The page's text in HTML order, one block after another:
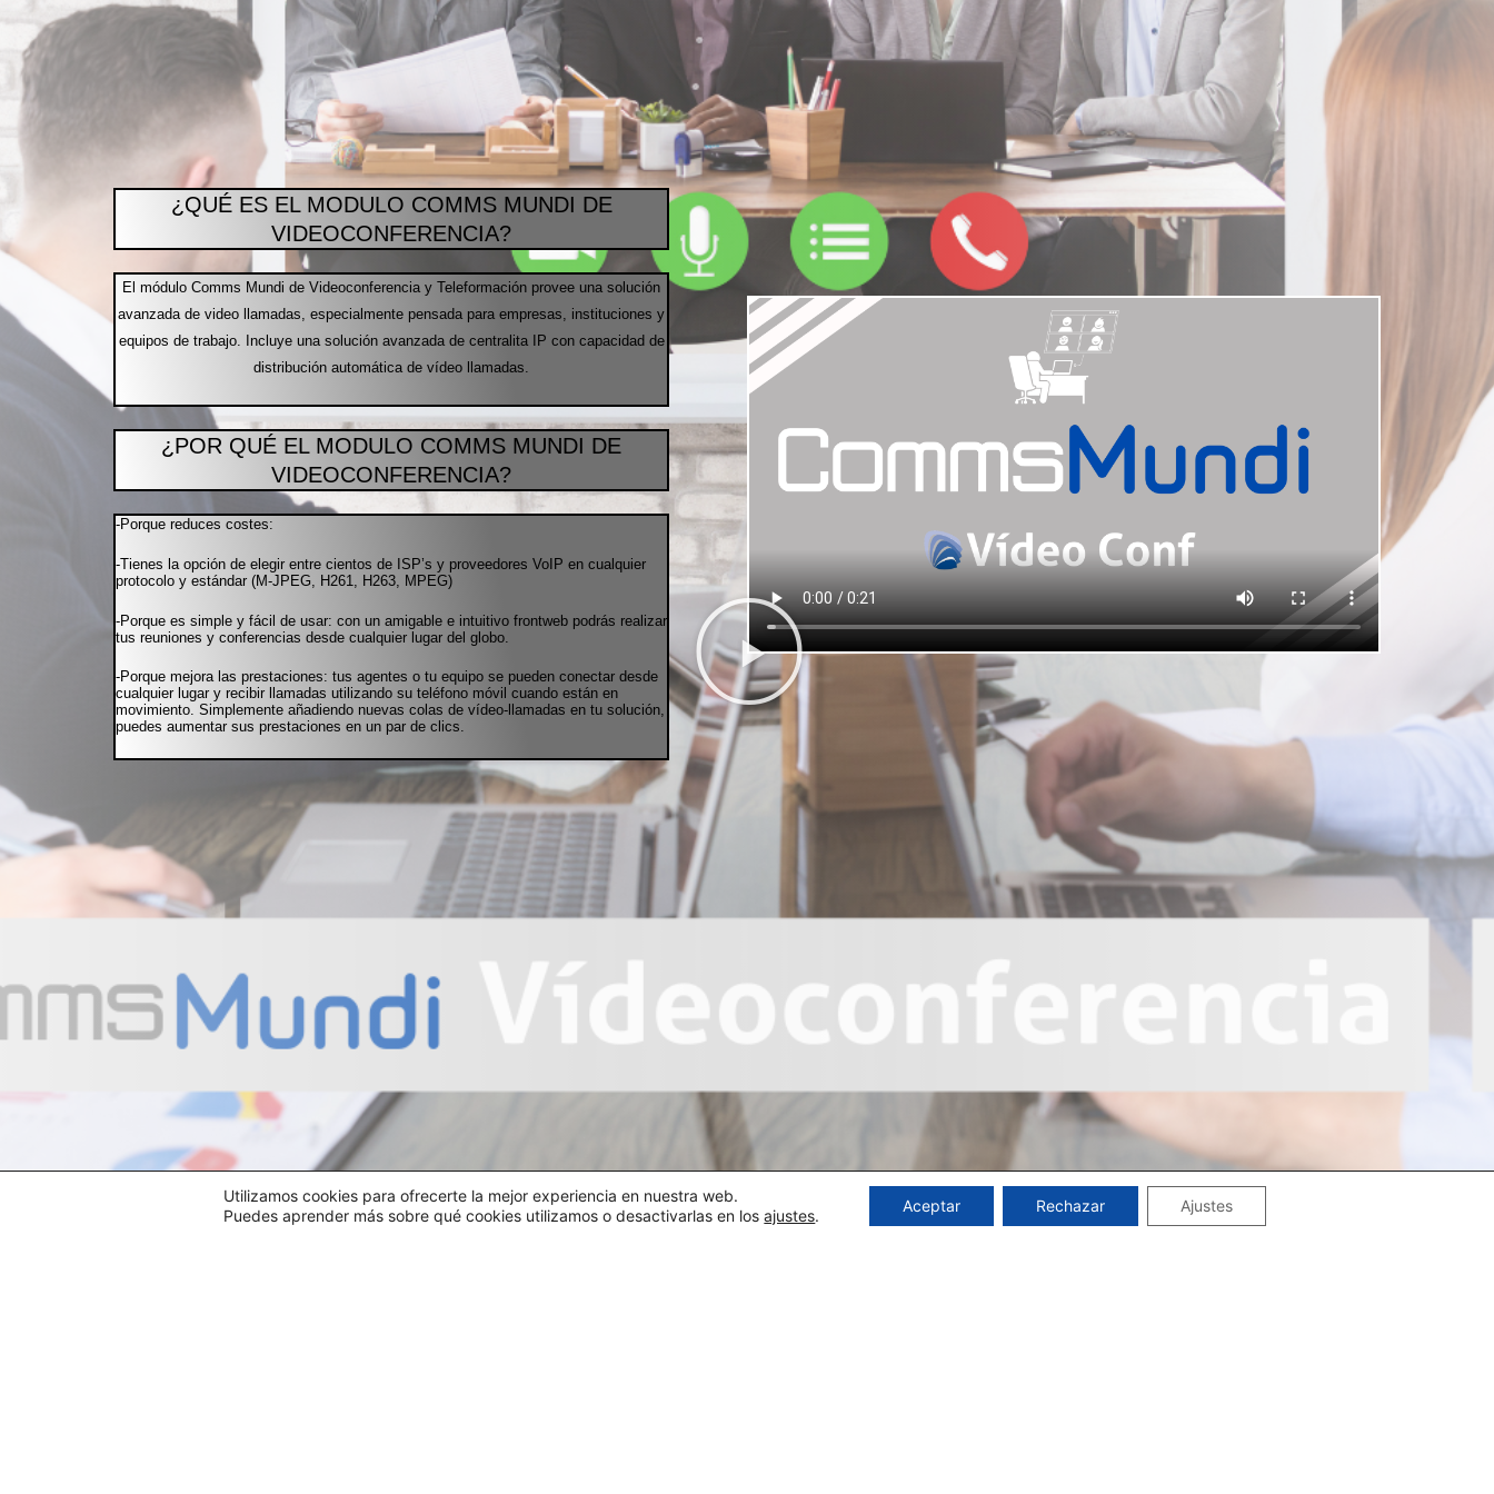
¿QUÉ ES EL MODULO COMMS MUNDI DE
VIDEOCONFERENCIA?
El módulo Comms Mundi de Videoconferencia y Teleformación provee una solución
avanzada de video llamadas, especialmente pensada para empresas, instituciones y
equipos de trabajo. Incluye una solución avanzada de centralita IP con capacidad de
distribución automática de vídeo llamadas.
¿POR QUÉ EL MODULO COMMS MUNDI DE
VIDEOCONFERENCIA?
-Porque reduces costes:
-Tienes la opción de elegir entre cientos de ISP’s y proveedores VoIP en cualquier
protocolo y estándar (M-JPEG, H261, H263, MPEG)
-Porque es simple y fácil de usar: con un amigable e intuitivo frontweb podrás realizar
tus reuniones y conferencias desde cualquier lugar del globo.
-Porque mejora las prestaciones: tus agentes o tu equipo se pueden conectar desde
cualquier lugar y recibir llamadas utilizando su teléfono móvil cuando están en
movimiento. Simplemente añadiendo nuevas colas de vídeo-llamadas en tu solución,
puedes aumentar sus prestaciones en un par de clics.
Utilizamos cookies para ofrecerte la mejor experiencia en nuestra web.
Puedes aprender más sobre qué cookies utilizamos o desactivarlas en losajustes.
Aceptar Rechazar Ajustes